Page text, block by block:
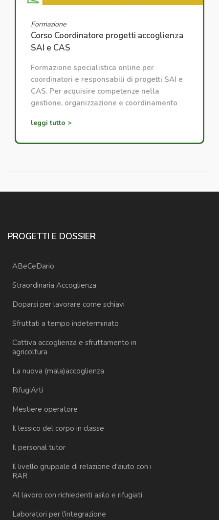
Formazione
Corso Coordinatore progetti accoglienza
SAI e CAS
Formazione specialistica online per
coordinatori e responsabili di progetti SAI e
CAS. Per acquisire competenze nella
gestione, organizzazione e coordinamento
leggi tutto >
PROGETTI E DOSSIER
ABeCeDario
Straordinaria Accoglienza
Doparsi per lavorare come schiavi
Sfruttati a tempo indeterminato
Cattiva accoglienza e sfruttamento in
agricoltura
La nuova (mala)accoglienza
RifugiArti
Mestiere operatore
Il lessico del corpo in classe
Il personal tutor
Il livello gruppale di relazione d'aiuto con i
RAR
Al lavoro con richiedenti asilo e rifugiati
Laboratori per l'integrazione